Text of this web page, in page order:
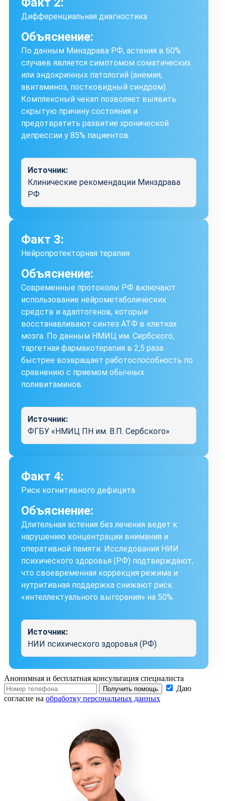
Дифференциальная диагностика
Объяснение:
По данным Минздрава РФ, астения в 60%
случаев является симптомом соматических
или эндокринных патологий (анемия,
авитаминоз, постковидный синдром).
Комплексный чекап позволяет выявить
скрытую причину состояния и
предотвратить развитие хронической
депрессии у 85% пациентов.
Источник:
Клинические рекомендации Минздрава
РФ
Факт 3:
Нейропротекторная терапия
Объяснение:
Современные протоколы РФ включают
использование нейрометаболических
средств и адаптогенов, которые
восстанавливают синтез АТФ в клетках
мозга. По данным НМИЦ им. Сербского,
таргетная фармакотерапия в 2,5 раза
быстрее возвращает работоспособность по
сравнению с приемом обычных
поливитаминов.
Источник:
ФГБУ «НМИЦ ПН им. В.П. Сербского»
Факт 4:
Риск когнитивного дефицита
Объяснение:
Длительная астения без лечения ведет к
нарушению концентрации внимания и
оперативной памяти. Исследования НИИ
психического здоровья (РФ) подтверждают,
что своевременная коррекция режима и
нутритивная поддержка снижают риск
«интеллектуального выгорания» на 50%.
Источник:
НИИ психического здоровья (РФ)
Анонимная и бесплатная консультация специалиста
Получить помощь
Даю
согласие на обработку персональных данных